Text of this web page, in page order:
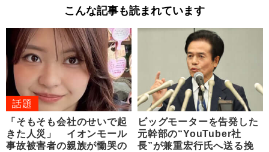
こんな記事も読まれています
話題
「そもそも会社のせいで起
きた人災」 イオンモール
事故被害者の親族が慟哭の
ビッグモーターを告発した
元幹部の“YouTuber社
長”が兼重宏行氏へ送る挽